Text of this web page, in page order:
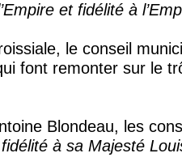
et fidélité à
le conseil
font remonter sur le
Blondeau, les
à sa Majesté